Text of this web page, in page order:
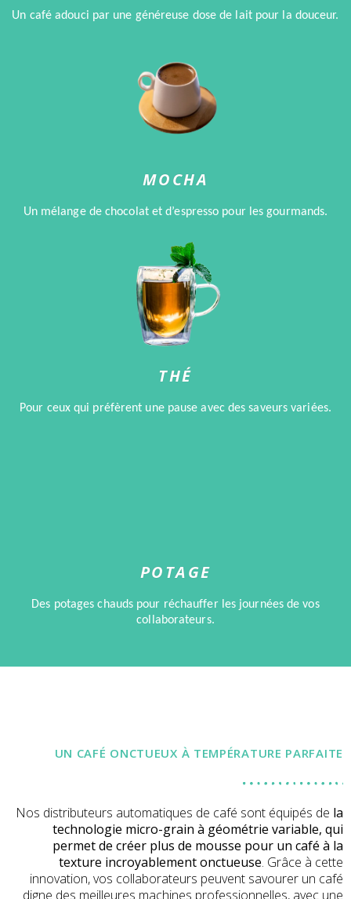
Un café adouci par une généreuse dose de lait pour la douceur.
MOCHA
Un mélange de chocolat et d’espresso pour les gourmands.
THÉ
Pour ceux qui préfèrent une pause avec des saveurs variées.
POTAGE
Des potages chauds pour réchauffer les journées de vos
collaborateurs.
UN CAFÉ ONCTUEUX À TEMPÉRATURE PARFAITE
Nos distributeurs automatiques de café sont équipés de la
technologie micro-grain à géométrie variable, qui
permet de créer plus de mousse pour un café à la
texture incroyablement onctueuse. Grâce à cette
innovation, vos collaborateurs peuvent savourer un café
digne des meilleures machines professionnelles, avec une